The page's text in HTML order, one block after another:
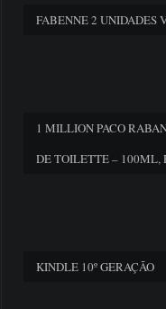
FABENNE 2 UNIDADES
1 MILLION PACO
DE TOILETTE – 100ML,
KINDLE 10º GERAÇÃO